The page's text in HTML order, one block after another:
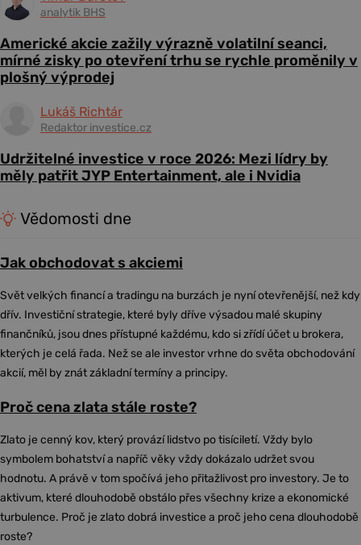
analytik BHS
Americké akcie zažily výrazně volatilní seanci,
mírné zisky po otevření trhu se rychle proměnily v
plošný výprodej
Lukáš Richtár
Redaktor investice.cz
Udržitelné investice v roce 2026: Mezi lídry by
měly patřit JYP Entertainment, ale i Nvidia
Vědomosti dne
Jak obchodovat s akciemi
Svět velkých financí a tradingu na burzách je nyní otevřenější, než kdy
dřív. Investiční strategie, které byly dříve výsadou malé skupiny
finančníků, jsou dnes přístupné každému, kdo si zřídí účet u brokera,
kterých je celá řada. Než se ale investor vrhne do světa obchodování
akcií, měl by znát základní termíny a principy.
Proč cena zlata stále roste?
Zlato je cenný kov, který provází lidstvo po tisíciletí. Vždy bylo
symbolem bohatství a napříč věky vždy dokázalo udržet svou
hodnotu. A právě v tom spočívá jeho přitažlivost pro investory. Je to
aktivum, které dlouhodobě obstálo přes všechny krize a ekonomické
turbulence. Proč je zlato dobrá investice a proč jeho cena dlouhodobě
roste?